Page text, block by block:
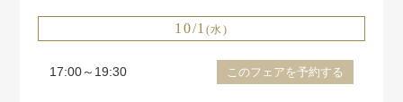
10/1 (水)
17:00～19:30 このフェアを予約する